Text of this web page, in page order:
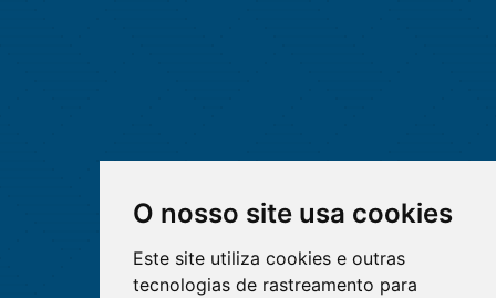
O nosso site usa cookies
Este site utiliza cookies e outras
tecnologias de rastreamento para